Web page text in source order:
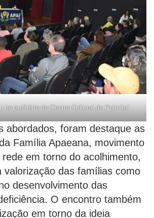
no auditório do Centro Cultural de Palmital
abordados, foram destaque as
Família Apaeana, movimento
em torno do acolhimento,
valorização das famílias como
desenvolvimento das
O encontro também
em torno da ideia